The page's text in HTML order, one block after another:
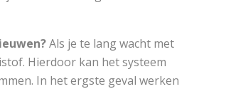
Als je te lang wacht met
Hierdoor kan het systeem
In het ergste geval werken